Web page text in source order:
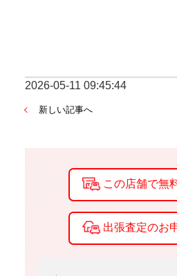
2026-05-11 09:45:44
新しい記事へ